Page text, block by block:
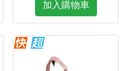
加入購物車